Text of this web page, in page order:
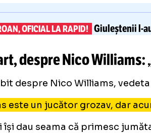
OFICIAL LA RAPID! Giuleșteniil-
despre Nico
despre Nico Williams,
este un jucător grozav, dar
dau seama că primesc